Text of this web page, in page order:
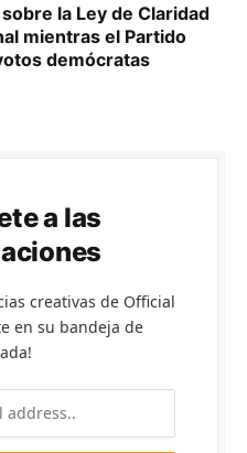
la Ley de Claridad
mientras el Partido
demócratas
a las
creativas de Official
en su bandeja de